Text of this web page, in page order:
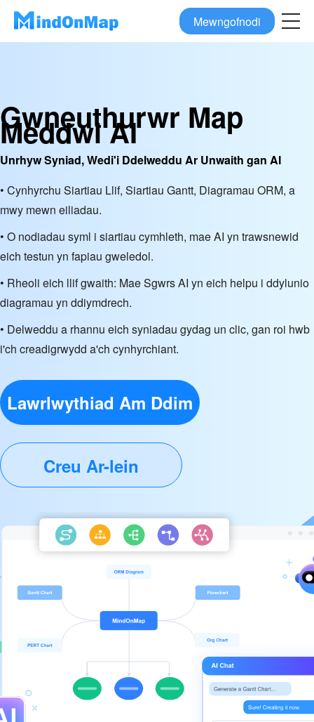
Mewngofnodi
Gwneuthurwr Map
Meddwl AI
Unrhyw Syniad, Wedi'i Ddelweddu Ar Unwaith gan AI
• Cynhyrchu Siartiau Llif, Siartiau Gantt, Diagramau ORM, a
mwy mewn eiliadau.
• O nodiadau syml i siartiau cymhleth, mae AI yn trawsnewid
eich testun yn fapiau gweledol.
• Rheoli eich llif gwaith: Mae Sgwrs AI yn eich helpu i ddylunio
diagramau yn ddiymdrech.
• Delweddu a rhannu eich syniadau gydag un clic, gan roi hwb
i'ch creadigrwydd a'ch cynhyrchiant.
Lawrlwythiad Am Ddim
Creu Ar-lein